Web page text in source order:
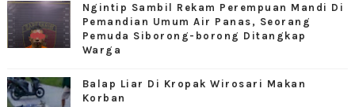
Ngintip Sambil Rekam Perempuan Mandi Di
Pemandian Umum Air Panas, Seorang
Pemuda Siborong-borong Ditangkap
Warga
Balap Liar Di Kropak Wirosari Makan
Korban